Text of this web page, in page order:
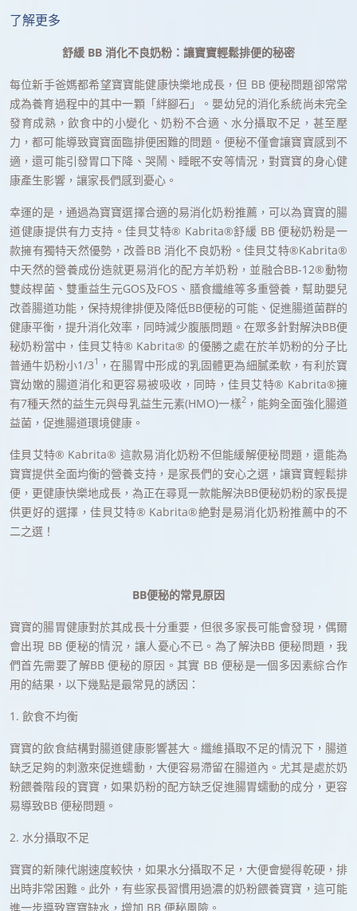
了解更多
舒緩 BB 消化不良奶粉：讓寶寶輕鬆排便的秘密
每位新手爸媽都希望寶寶能健康快樂地成長，但 BB 便秘問題卻常常
成為養育過程中的其中一顆「絆腳石」。嬰幼兒的消化系統尚未完全
發育成熟，飲食中的小變化、奶粉不合適、水分攝取不足，甚至壓
力，都可能導致寶寶面臨排便困難的問題。便秘不僅會讓寶寶感到不
適，還可能引發胃口下降、哭鬧、睡眠不安等情況，對寶寶的身心健
康產生影響，讓家長們感到憂心。
幸運的是，通過為寶寶選擇合適的易消化奶粉推薦，可以為寶寶的腸
道健康提供有力支持。佳貝艾特® Kabrita®舒緩 BB 便秘奶粉是一
款擁有獨特天然優勢，改善BB 消化不良奶粉。佳貝艾特®Kabrita®
中天然的營養成份造就更易消化的配方羊奶粉，並融合BB-12®動物
雙歧桿菌、雙重益生元GOS及FOS、膳食纖維等多重營養，幫助嬰兒
改善腸道功能，保持規律排便及降低BB便秘的可能、促進腸道菌群的
健康平衡，提升消化效率，同時減少腹脹問題。在眾多針對解決BB便
秘奶粉當中，佳貝艾特® Kabrita® 的優勝之處在於羊奶粉的分子比
普通牛奶粉小1/31 ，在腸胃中形成的乳固體更為細膩柔軟，有利於寶
寶幼嫩的腸道消化和更容易被吸收，同時，佳貝艾特® Kabrita®擁
有7種天然的益生元與母乳益生元素(HMO)一樣2，能夠全面強化腸道
益菌，促進腸道環境健康。
佳貝艾特® Kabrita® 這款易消化奶粉不但能緩解便秘問題，還能為
寶寶提供全面均衡的營養支持，是家長們的安心之選，讓寶寶輕鬆排
便，更健康快樂地成長，為正在尋覓一款能解決BB便秘奶粉的家長提
供更好的選擇，佳貝艾特® Kabrita®絶對是易消化奶粉推薦中的不
二之選！
BB便秘的常見原因
寶寶的腸胃健康對於其成長十分重要，但很多家長可能會發現，偶爾
會出現 BB 便秘的情況，讓人憂心不已。為了解決BB 便秘問題，我
們首先需要了解BB 便秘的原因。其實 BB 便秘是一個多因素綜合作
用的結果，以下幾點是最常見的誘因：
1. 飲食不均衡
寶寶的飲食結構對腸道健康影響甚大。纖維攝取不足的情況下，腸道
缺乏足夠的刺激來促進蠕動，大便容易滯留在腸道內。尤其是處於奶
粉餵養階段的寶寶，如果奶粉的配方缺乏促進腸胃蠕動的成分，更容
易導致BB 便秘問題。
2. 水分攝取不足
寶寶的新陳代謝速度較快，如果水分攝取不足，大便會變得乾硬，排
出時非常困難。此外，有些家長習慣用過濃的奶粉餵養寶寶，這可能
進一步導致寶寶缺水，增加 BB 便秘風險。